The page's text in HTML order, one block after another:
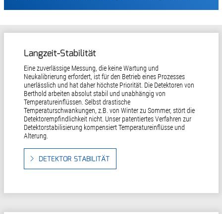
Langzeit-Stabilität
Eine zuverlässige Messung, die keine Wartung und
Neukalibrierung erfordert, ist für den Betrieb eines Prozesses
unerlässlich und hat daher höchste Priorität. Die Detektoren von
Berthold arbeiten absolut stabil und unabhängig von
Temperatureinflüssen. Selbst drastische
Temperaturschwankungen, z.B. von Winter zu Sommer, stört die
Detektorempfindlichkeit nicht. Unser patentiertes Verfahren zur
Detektorstabilisierung kompensiert Temperatureinflüsse und
Alterung.
DETEKTOR STABILITÄT